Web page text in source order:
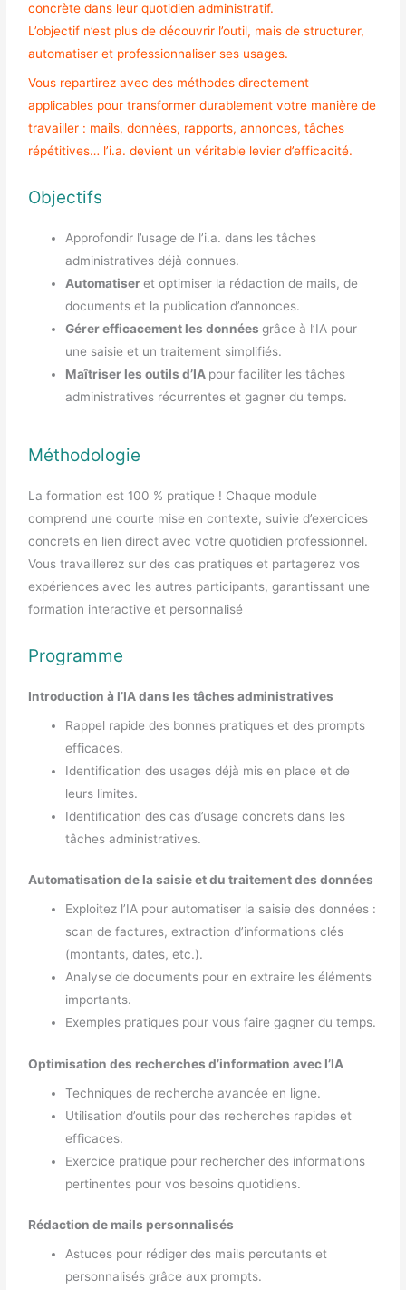
concrète dans leur quotidien administratif.
L’objectif n’est plus de découvrir l’outil, mais de structurer,
automatiser et professionnaliser ses usages.
Vous repartirez avec des méthodes directement
applicables pour transformer durablement votre manière de
travailler : mails, données, rapports, annonces, tâches
répétitives… l’i.a. devient un véritable levier d’efficacité.
Objectifs
Approfondir l’usage de l’i.a. dans les tâches
administratives déjà connues.
Automatiseret optimiser la rédaction de mails, de
documents et la publication d’annonces.
Gérer efficacement les donnéesgrâce à l’IA pour
une saisie et un traitement simplifiés.
Maîtriser les outils d’IA pour faciliter les tâches
administratives récurrentes et gagner du temps.
Méthodologie
La formation est 100 % pratique ! Chaque module
comprend une courte mise en contexte, suivie d’exercices
concrets en lien direct avec votre quotidien professionnel.
Vous travaillerez sur des cas pratiques et partagerez vos
expériences avec les autres participants, garantissant une
formation interactive et personnalisé
Programme
Introduction à l’IA dans les tâches administratives
Rappel rapide des bonnes pratiques et des prompts
efficaces.
Identification des usages déjà mis en place et de
leurs limites.
Identification des cas d’usage concrets dans les
tâches administratives.
Automatisation de la saisie et du traitement des données
Exploitez l’IA pour automatiser la saisie des données :
scan de factures, extraction d’informations clés
(montants, dates, etc.).
Analyse de documents pour en extraire les éléments
importants.
Exemples pratiques pour vous faire gagner du temps.
Optimisation des recherches d’information avec l’IA
Techniques de recherche avancée en ligne.
Utilisation d’outils pour des recherches rapides et
efficaces.
Exercice pratique pour rechercher des informations
pertinentes pour vos besoins quotidiens.
Rédaction de mails personnalisés
Astuces pour rédiger des mails percutants et
personnalisés grâce aux prompts.